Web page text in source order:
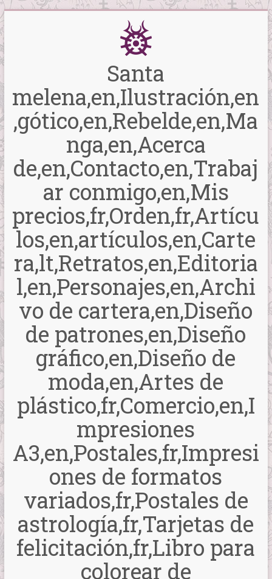
Saltar
contenido
Santa
melena,en,Ilustración,en
,gótico,en,Rebelde,en,Ma
nga,en,Acerca
de,en,Contacto,en,Trabaj
ar conmigo,en,Mis
precios,fr,Orden,fr,Artícu
los,en,artículos,en,Carte
ra,lt,Retratos,en,Editoria
l,en,Personajes,en,Archi
vo de cartera,en,Diseño
de patrones,en,Diseño
gráfico,en,Diseño de
moda,en,Artes de
plástico,fr,Comercio,en,I
mpresiones
A3,en,Postales,fr,Impresi
ones de formatos
variados,fr,Postales de
astrología,fr,Tarjetas de
felicitación,fr,Libro para
colorear de